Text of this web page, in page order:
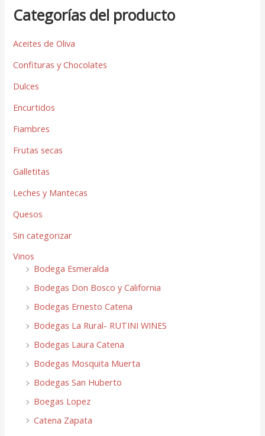
Categorías del producto
Aceites de Oliva
Confituras y Chocolates
Dulces
Encurtidos
Fiambres
Frutas secas
Galletitas
Leches y Mantecas
Quesos
Sin categorizar
Vinos
Bodega Esmeralda
Bodegas Don Bosco y California
Bodegas Ernesto Catena
Bodegas La Rural- RUTINI WINES
Bodegas Laura Catena
Bodegas Mosquita Muerta
Bodegas San Huberto
Boegas Lopez
Catena Zapata